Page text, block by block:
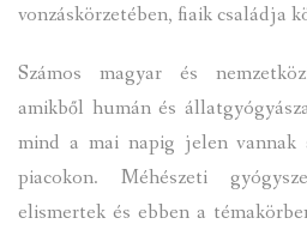
vonzáskörzetében, fiaik családja
Számos magyar és
amikből humán és
mind a mai napig jelen vannak
piacokon. Méhészeti
elismertek és ebben a